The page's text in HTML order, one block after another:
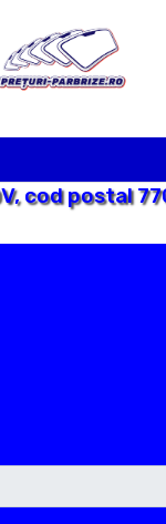
cod postal